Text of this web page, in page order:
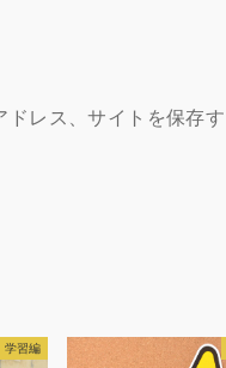
レス、サイトを保存す
学習編